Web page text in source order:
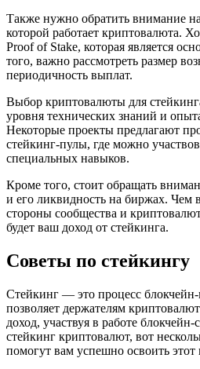
Также нужно обратить внимание
которой работает криптовалюта.
Proof of Stake, которая является
того, важно рассмотреть размер
периодичность выплат.
Выбор криптовалюты для
уровня технических знаний и
Некоторые проекты предлагают
стейкинг-пулы, где можно
специальных навыков.
Кроме того, стоит обращать
и его ликвидность на биржах. Чем
стороны сообщества и
будет ваш доход от стейкинга.
Советы по стейкингу
Стейкинг — это процесс
позволяет держателям
доход, участвуя в работе
стейкинг криптовалют, вот
помогут вам успешно освоить этот